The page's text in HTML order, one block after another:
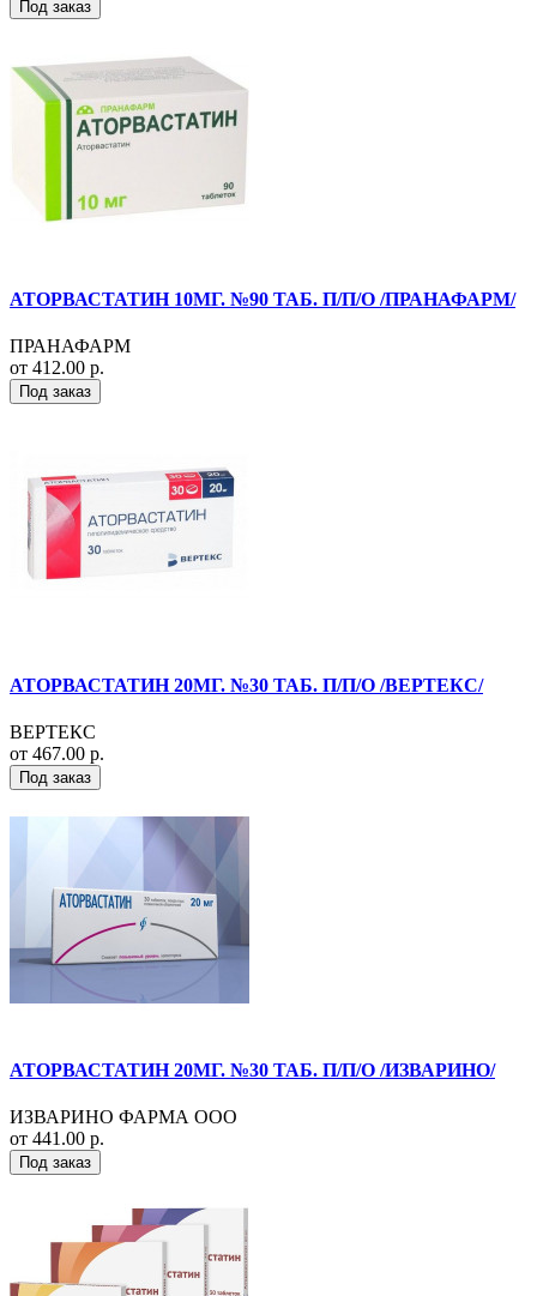
Под заказ
АТОРВАСТАТИН 10МГ. №90 ТАБ. П/П/О /ПРАНАФАРМ/
ПРАНАФАРМ
от 412.00 р.
Под заказ
АТОРВАСТАТИН 20МГ. №30 ТАБ. П/П/О /ВЕРТЕКС/
ВЕРТЕКС
от 467.00 р.
Под заказ
АТОРВАСТАТИН 20МГ. №30 ТАБ. П/П/О /ИЗВАРИНО/
ИЗВАРИНО ФАРМА ООО
от 441.00 р.
Под заказ